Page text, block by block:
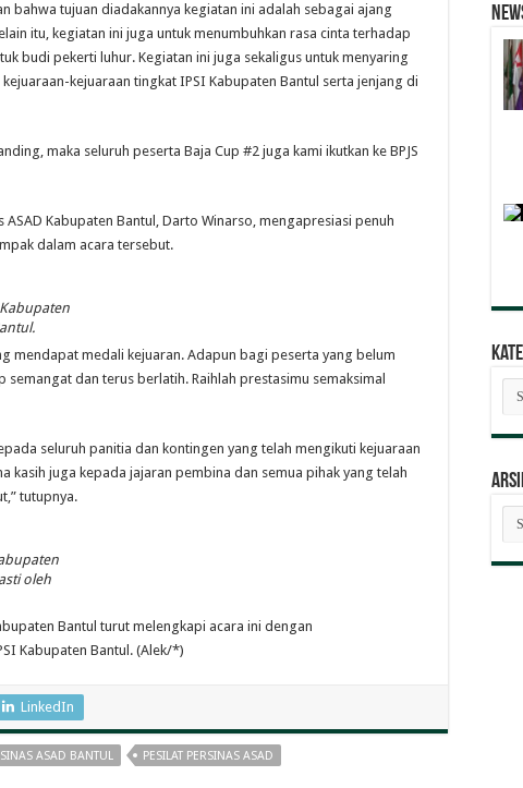
bahwa tujuan diadakannya kegiatan ini adalah sebagai ajang
itu, kegiatan ini juga untuk menumbuhkan rasa cinta terhadap
budi pekerti luhur. Kegiatan ini juga sekaligus untuk menyaring
kejuaraan tingkat IPSI Kabupaten Bantul serta jenjang di
maka seluruh peserta Baja Cup #2 juga kami ikutkan ke BPJS
Kabupaten Bantul, Darto Winarso, mengapresiasi penuh
dalam acara tersebut.
mendapat medali kejuaran. Adapun bagi peserta yang belum
dan terus berlatih. Raihlah prestasimu semaksimal
seluruh panitia dan kontingen yang telah mengikuti kejuaraan
kasih juga kepada jajaran pembina dan semua pihak yang telah
tutupnya.
oleh
Bantul turut melengkapi acara ini dengan
Kabupaten Bantul. (Alek/*)
LinkedIn
ASAD BANTUL PESILAT PERSINAS ASAD